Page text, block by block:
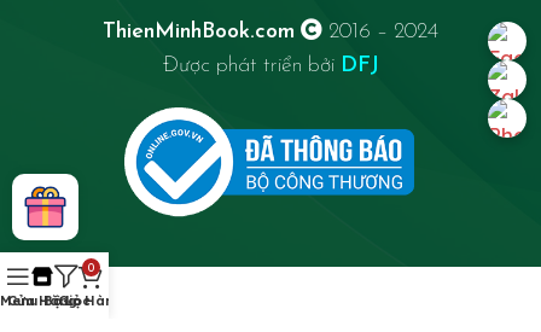
ThienMinhBook.com
2016 – 2024
Được phát triển bởi DFJ
Menu
Cửa Hàng
Bộ Lọc
0
Giỏ Hàng